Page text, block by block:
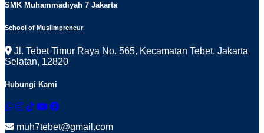
SMK Muhammadiyah 7 Jakarta
School of Muslimpreneur
Jl. Tebet Timur Raya No. 565, Kecamatan Tebet, Jakarta
Selatan, 12820
Hubungi Kami
muh7tebet@gmail.com